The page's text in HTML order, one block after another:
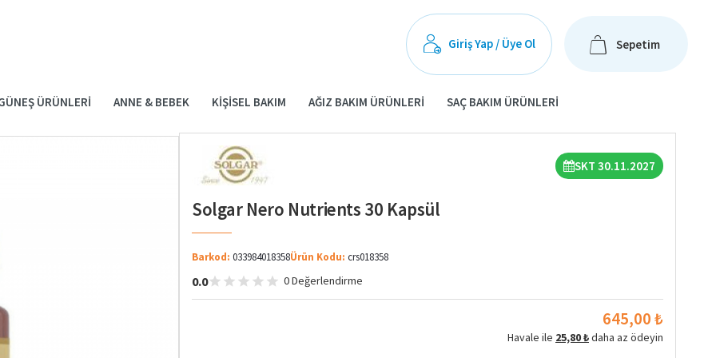
Giriş Yap / Üye Ol Sepetim
ÜRÜNLERI ANNE & BEBEK KIŞISEL BAKIM AĞIZ BAKIM ÜRÜNLERI SAÇ BAKIM ÜRÜNLERI
SKT 30.11.2027
Solgar Nero Nutrients 30 Kapsül
Barkod: 033984018358Ürün Kodu: crs018358
0.0 0 Değerlendirme
645,00 ₺
Havale ile 25,80 ₺daha az ödeyin